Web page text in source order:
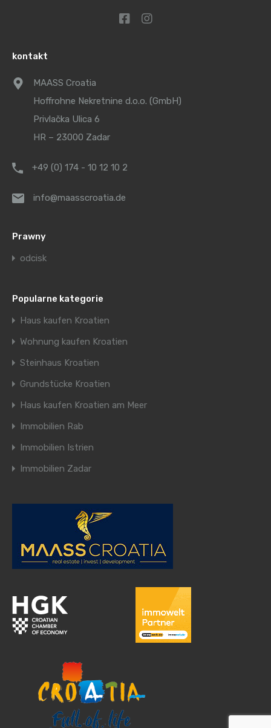
kontakt
MAASS Croatia
Hoffrohne Nekretnine d.o.o. (GmbH)
Privlačka Ulica 6
HR – 23000 Zadar
+49 (0) 174 - 10 12 10 2
info@maasscroatia.de
Prawny
odcisk
Popularne kategorie
Haus kaufen Kroatien
Wohnung kaufen Kroatien
Steinhaus Kroatien
Grundstücke Kroatien
Haus kaufen Kroatien am Meer
Immobilien Rab
Immobilien Istrien
Immobilien Zadar